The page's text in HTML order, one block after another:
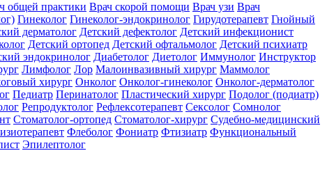
общей практики Врач скорой помощи Врач узи Врач
Гинеколог Гинеколог-эндокринолог Гирудотерапевт Гнойный
дерматолог Детский дефектолог Детский инфекционист
Детский ортопед Детский офтальмолог Детский психиатр
эндокринолог Диабетолог Диетолог Иммунолог Инструктор
Лимфолог Лор Малоинвазивный хирург Маммолог
хирург Онколог Онколог-гинеколог Онколог-дерматолог
Педиатр Перинатолог Пластический хирург Подолог (подиатр)
Репродуктолог Рефлексотерапевт Сексолог Сомнолог
Стоматолог-ортопед Стоматолог-хирург Судебно-медицинский
Флеболог Фониатр Фтизиатр Функциональный
Эпилептолог